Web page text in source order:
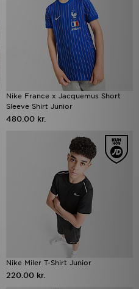
Nike France x Jacquemus Short
Sleeve Shirt Junior
480.00 kr.
Nike Miler T-Shirt Junior
220.00 kr.